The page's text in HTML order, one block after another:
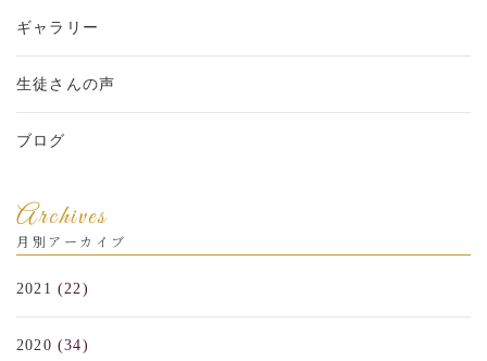
ギャラリー
生徒さんの声
ブログ
Archives
月別アーカイブ
2021 (22)
2020 (34)